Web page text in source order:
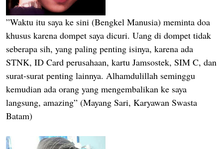
”Waktu itu saya ke sini (Bengkel Manusia) meminta doa
khusus karena dompet saya dicuri. Uang di dompet tidak
seberapa sih, yang paling penting isinya, karena ada
STNK, ID Card perusahaan, kartu Jamsostek, SIM C, dan
surat-surat penting lainnya. Alhamdulillah seminggu
kemudian ada orang yang mengembalikan ke saya
langsung, amazing” (Mayang Sari, Karyawan Swasta
Batam)